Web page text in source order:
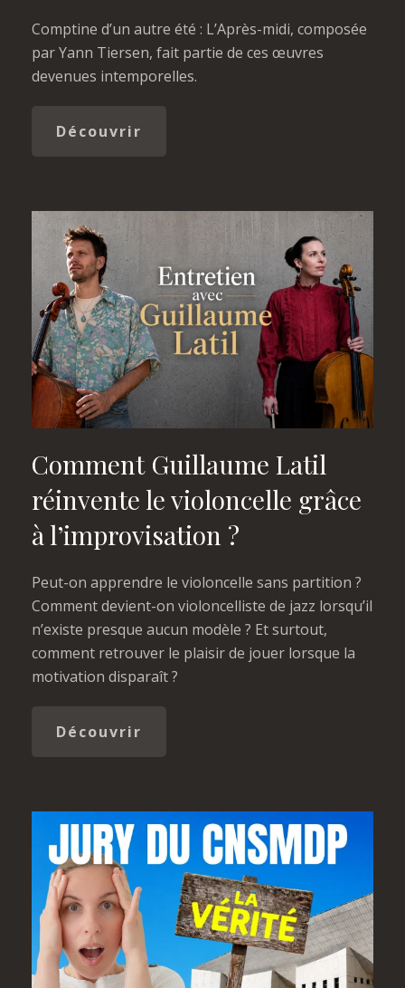
Comptine d’un autre été : L’Après-midi, composée
par Yann Tiersen, fait partie de ces œuvres
devenues intemporelles.
Découvrir
Comment Guillaume Latil
réinvente le violoncelle grâce
à l’improvisation ?
Peut-on apprendre le violoncelle sans partition ?
Comment devient-on violoncelliste de jazz lorsqu’il
n’existe presque aucun modèle ? Et surtout,
comment retrouver le plaisir de jouer lorsque la
motivation disparaît ?
Découvrir